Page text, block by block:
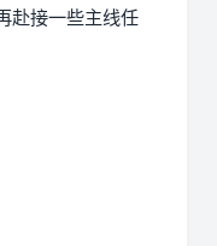
赴接一些主线任